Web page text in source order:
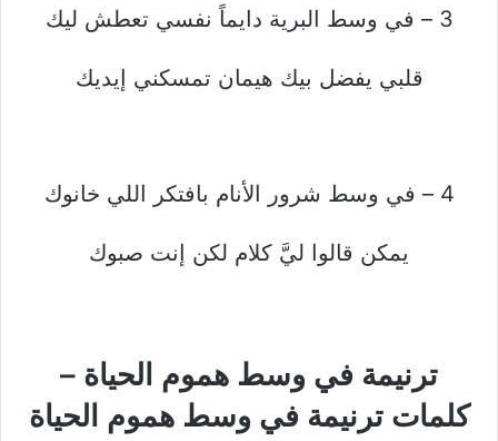
3 – في وسط البرية دايماً نفسي تعطش ليك
قلبي يفضل بيك هيمان تمسكني إيديك
4 – في وسط شرور الأنام بافتكر اللي خانوك
يمكن قالوا ليَّ كلام لكن إنت صبوك
ترنيمة في وسط هموم الحياة –
كلمات ترنيمة في وسط هموم الحياة